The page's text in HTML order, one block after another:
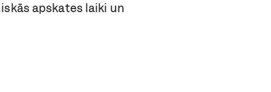
apskates laiki un